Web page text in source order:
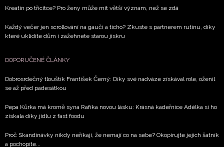
Kreatin po třicítce? Pro ženy může mít větší význam, než se zdá
Každý večer jen scrollování na gauči a ticho? Zkuste s partnerem rutinu, díky
které uklidíte dům i zažehnete starou jiskru
DOPORUČENÉ ČLÁNKY
Dobrosrdečný tlouštík František Černý: Díky své nadváze získával role, oženil
se až před padesátkou
Pepa Kůrka má kromě syna Rafíka novou lásku: Krásná kadeřnice Adélka si ho
získala díky jídlu z fast foodu
Proč Skandinávky nikdy neříkají, že nemají co na sebe? Okopírujte jejich šatník
a pochopíte...